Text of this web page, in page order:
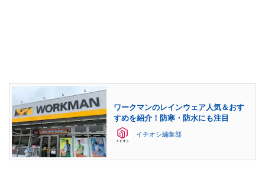
ワークマンのレインウェア人気＆おす
すめを紹介！防寒・防水にも注目
イチオシ編集部